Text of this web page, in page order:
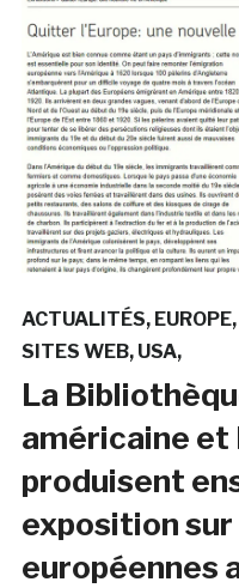
ACTUALITÉS EUROPE
SITES WEB USA
La
américaine et
produisent
exposition
européennes